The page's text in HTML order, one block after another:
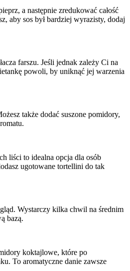
a następnie zredukować całość
aby sos był bardziej wyrazisty, dodaj
farszu. Jeśli jednak zależy Ci na
powoli, by uniknąć jej warzenia
także dodać suszone pomidory,
liści to idealna opcja dla osób
ugotowane tortellini do tak
Wystarczy kilka chwil na średnim
bazą.
koktajlowe, które po
To aromatyczne danie zawsze